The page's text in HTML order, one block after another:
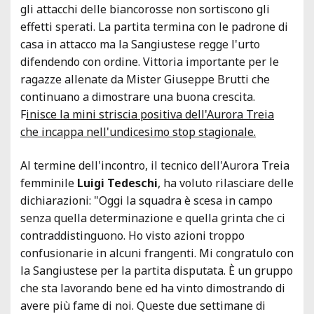
gli attacchi delle biancorosse non sortiscono gli
effetti sperati. La partita termina con le padrone di
casa in attacco ma la Sangiustese regge l'urto
difendendo con ordine. Vittoria importante per le
ragazze allenate da Mister Giuseppe Brutti che
continuano a dimostrare una buona crescita.
Finisce la mini striscia positiva dell'Aurora Treia
che incappa nell'undicesimo stop stagionale.
Al termine dell'incontro, il tecnico dell'Aurora Treia
femminile Luigi Tedeschi, ha voluto rilasciare delle
dichiarazioni: "Oggi la squadra è scesa in campo
senza quella determinazione e quella grinta che ci
contraddistinguono. Ho visto azioni troppo
confusionarie in alcuni frangenti. Mi congratulo con
la Sangiustese per la partita disputata. È un gruppo
che sta lavorando bene ed ha vinto dimostrando di
avere più fame di noi. Queste due settimane di